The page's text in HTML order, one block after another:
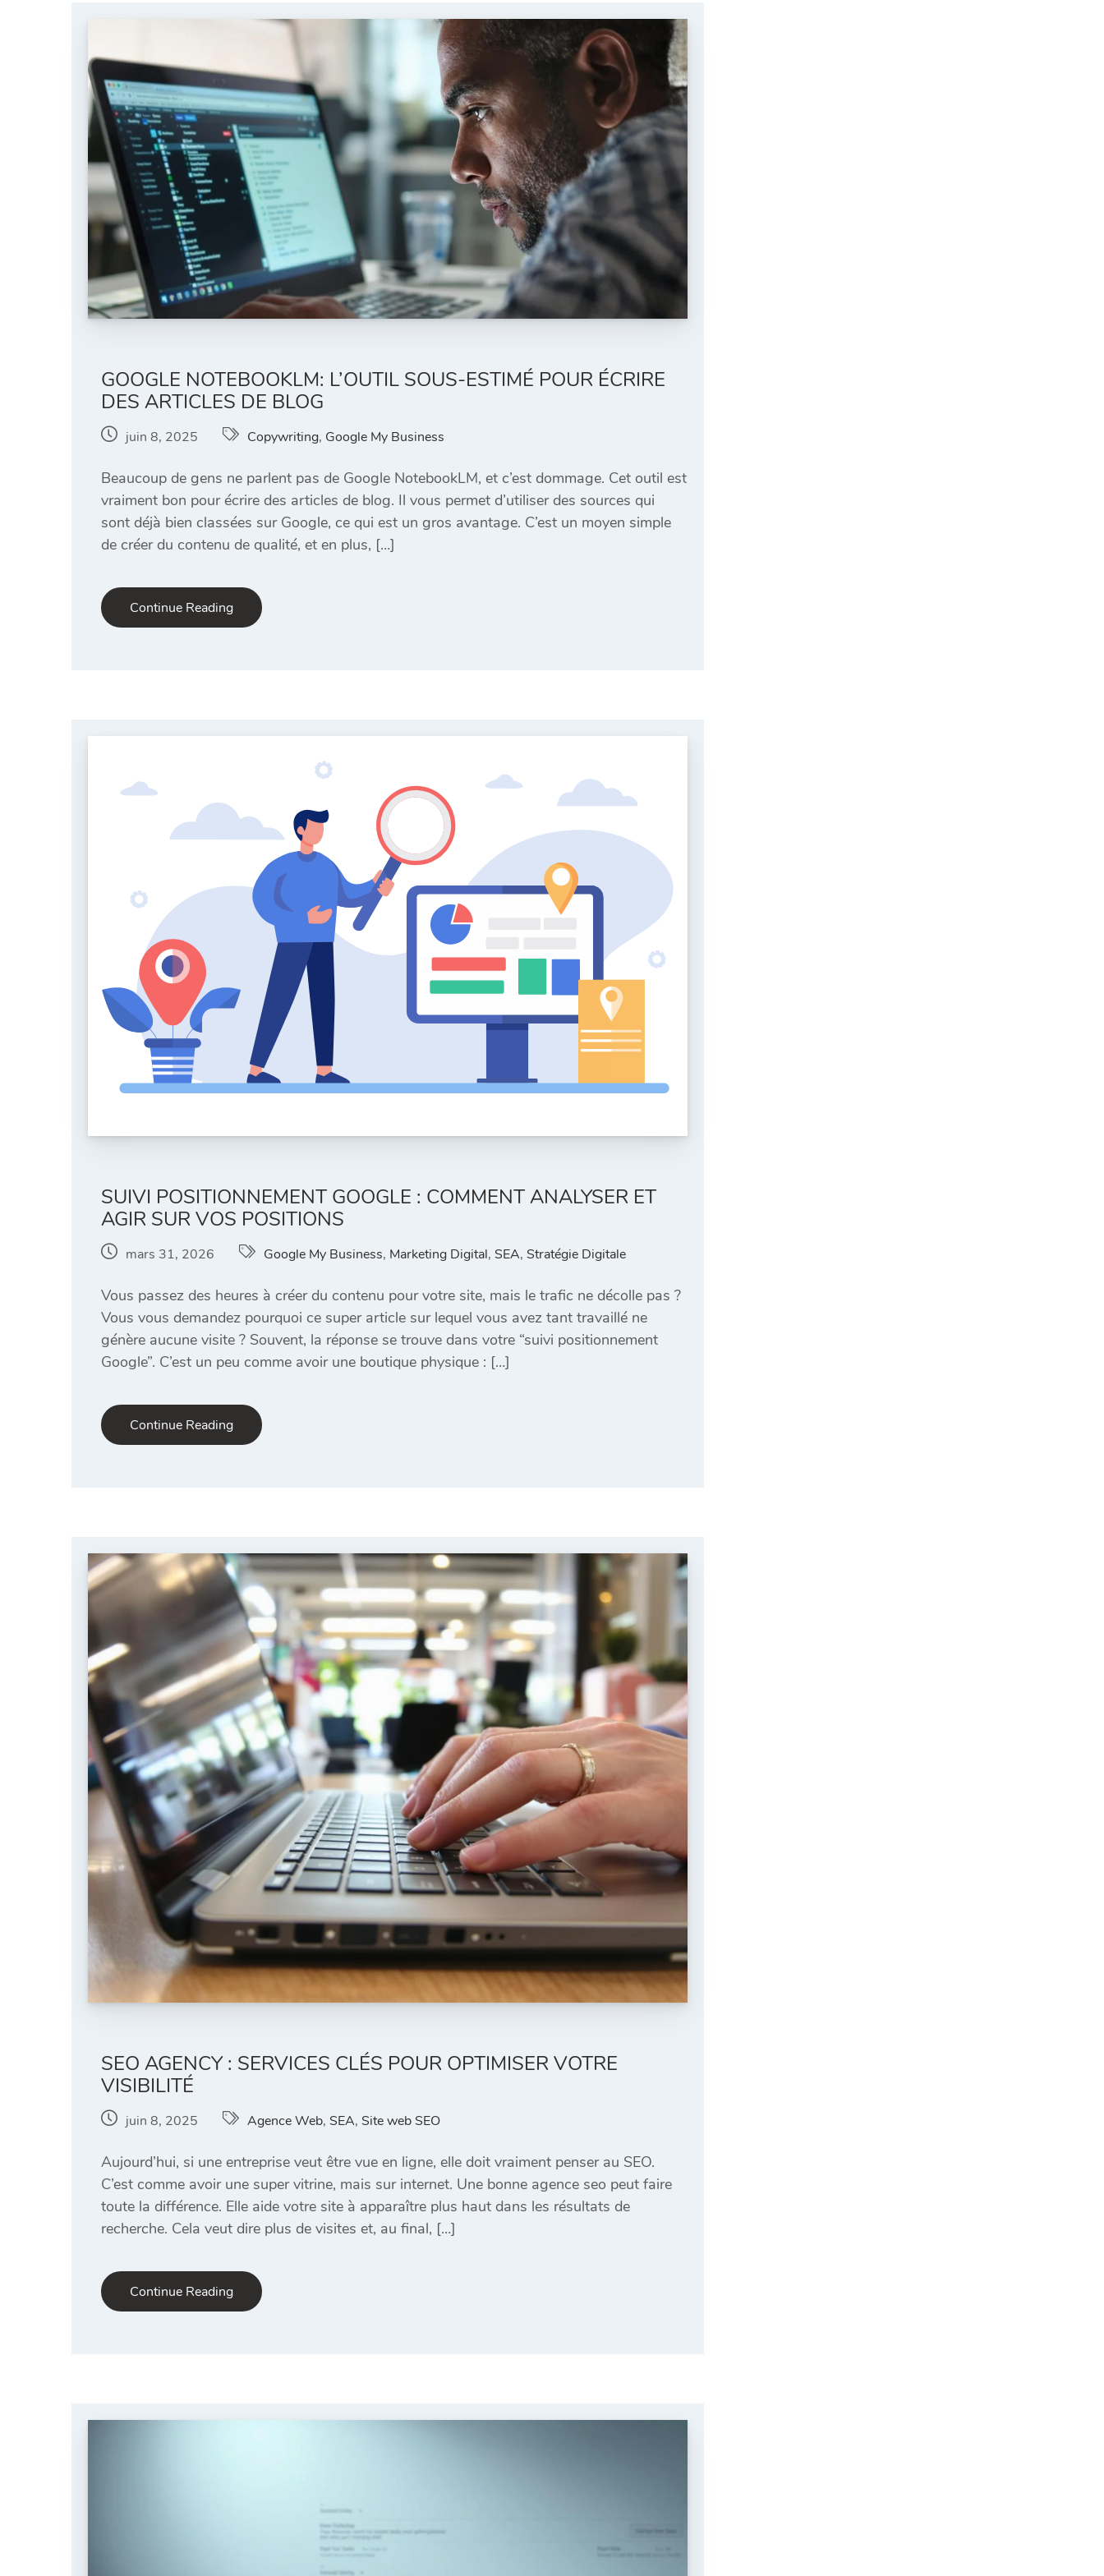
GOOGLE NOTEBOOKLM: L’OUTIL SOUS-ESTIMÉ POUR ÉCRIRE
DES ARTICLES DE BLOG
juin 8, 2025 Copywriting, Google My Business
Beaucoup de gens ne parlent pas de Google NotebookLM, et c’est dommage. Cet outil est
vraiment bon pour écrire des articles de blog. Il vous permet d’utiliser des sources qui
sont déjà bien classées sur Google, ce qui est un gros avantage. C’est un moyen simple
de créer du contenu de qualité, et en plus, […]
Continue Reading
SUIVI POSITIONNEMENT GOOGLE : COMMENT ANALYSER ET
AGIR SUR VOS POSITIONS
mars 31, 2026 Google My Business, Marketing Digital, SEA, Stratégie Digitale
Vous passez des heures à créer du contenu pour votre site, mais le trafic ne décolle pas ?
Vous vous demandez pourquoi ce super article sur lequel vous avez tant travaillé ne
génère aucune visite ? Souvent, la réponse se trouve dans votre “suivi positionnement
Google”. C’est un peu comme avoir une boutique physique : […]
Continue Reading
SEO AGENCY : SERVICES CLÉS POUR OPTIMISER VOTRE
VISIBILITÉ
juin 8, 2025 Agence Web, SEA, Site web SEO
Aujourd’hui, si une entreprise veut être vue en ligne, elle doit vraiment penser au SEO.
C’est comme avoir une super vitrine, mais sur internet. Une bonne agence seo peut faire
toute la différence. Elle aide votre site à apparaître plus haut dans les résultats de
recherche. Cela veut dire plus de visites et, au final, […]
Continue Reading